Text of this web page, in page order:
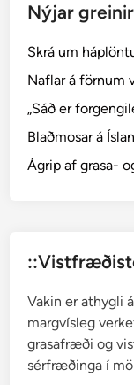
Nýjar greinir
Skrá um
Naflar á förnum
„Sáð er
Blaðmosar á
Ágrip af grasa-
Vakin er athygli
margvísleg
grasafræði og
sérfræðinga í